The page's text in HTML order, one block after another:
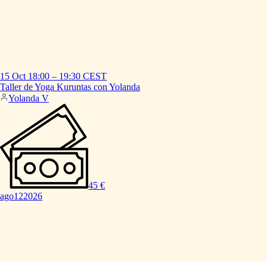
15 Oct 18:00 – 19:30 CEST
Taller deYoga Kuruntas con Yolanda
Yolanda V
45 €
ago122026